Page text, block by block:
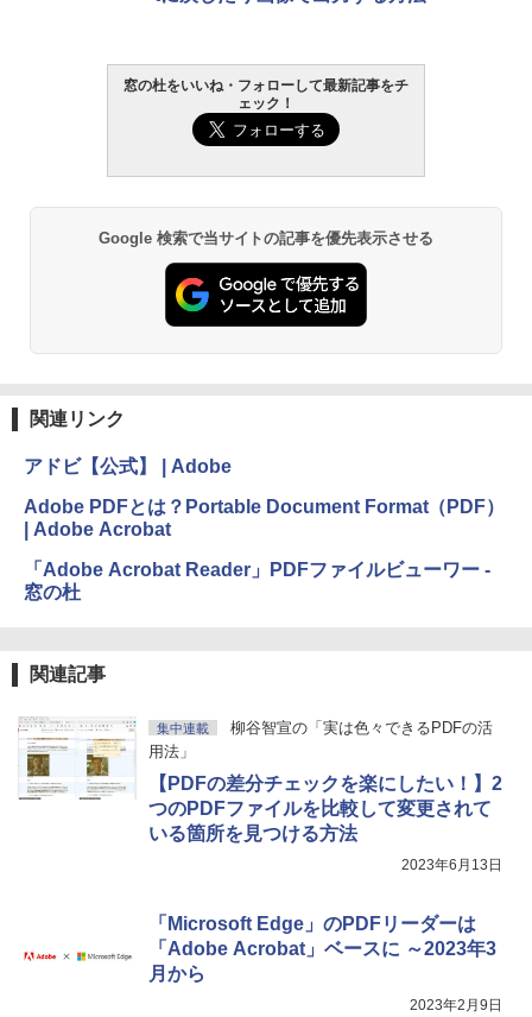
窓の杜をいいね・フォローして最新記事をチ
ェック！
Google 検索で当サイトの記事を優先表示させる
関連リンク
アドビ【公式】 | Adobe
Adobe PDFとは？Portable Document Format（PDF）
| Adobe Acrobat
「Adobe Acrobat Reader」PDFファイルビューワー -
窓の杜
関連記事
集中連載
柳谷智宣の「実は色々できるPDFの活
用法」
【PDFの差分チェックを楽にしたい！】2
つのPDFファイルを比較して変更されて
いる箇所を見つける方法
2023年6月13日
「Microsoft Edge」のPDFリーダーは
「Adobe Acrobat」ベースに ～2023年3
月から
2023年2月9日